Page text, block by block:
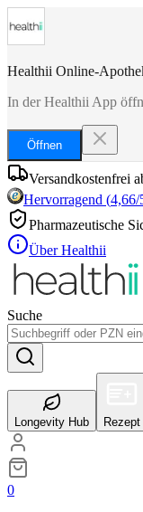
Healthii Online-
In der Healthii App
Öffnen
Versandkostenfrei
Hervorragend (4,66/
Pharmazeutische
Über Healthii
Suche
Longevity Hub Rezept
0